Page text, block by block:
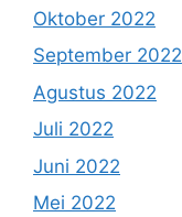
Oktober 2022
September 2022
Agustus 2022
Juli 2022
Juni 2022
Mei 2022